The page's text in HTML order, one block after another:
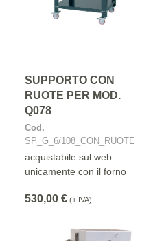
SUPPORTO CON
RUOTE PER MOD.
Q078
Cod.
SP_G_6/108_CON_RUOTE
acquistabile sul web
unicamente con il forno
530,00 € (+ IVA)